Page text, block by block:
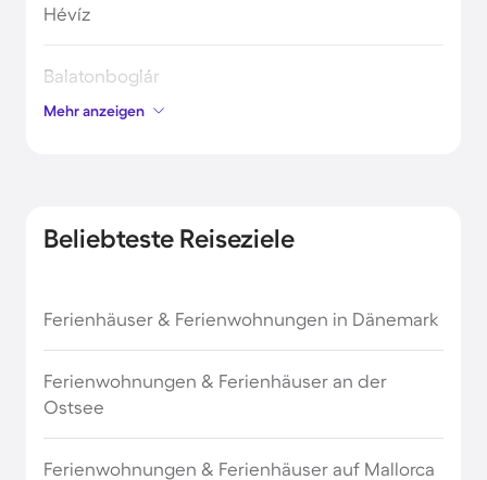
Hévíz
Balatonboglár
Gyenesdiás
Keszthely
Mehr anzeigen
Beliebteste Reiseziele
Ferienhäuser & Ferienwohnungen in Dänemark
Ferienwohnungen & Ferienhäuser an der
Ostsee
Ferienwohnungen & Ferienhäuser auf Mallorca